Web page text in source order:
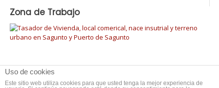
Zona de Trabajo
Uso de cookies
Este sitio web utiliza cookies para que usted tenga la mejor experiencia de